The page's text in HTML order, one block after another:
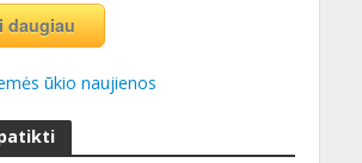
daugiau
ūkio naujienos